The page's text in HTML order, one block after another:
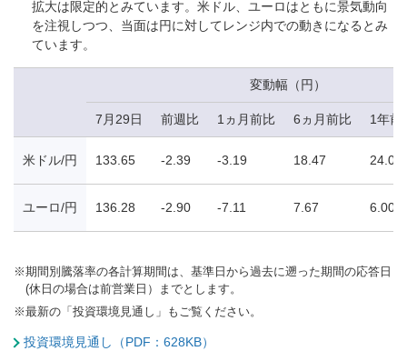
拡大は限定的とみています。米ドル、ユーロはともに景気動向
を注視しつつ、当面は円に対してレンジ内での動きになるとみ
ています。
変動幅（円）
7月29日 前週比 1ヵ月前比 6ヵ月前比 1年前
米ドル/円 133.65 -2.39 -3.19 18.47 24.03
ユーロ/円 136.28 -2.90 -7.11 7.67 6.00
※期間別騰落率の各計算期間は、基準日から過去に遡った期間の応答日
(休日の場合は前営業日）までとします。
※最新の「投資環境見通し」もご覧ください。
投資環境見通し（PDF：628KB）